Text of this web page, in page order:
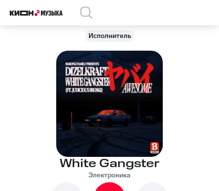
Исполнитель
White Gangster
Электроника